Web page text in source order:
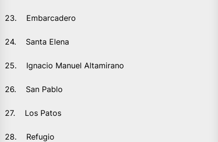
23. Embarcadero
24. Santa Elena
25. Ignacio Manuel Altamirano
26. San Pablo
27. Los Patos
28. Refugio